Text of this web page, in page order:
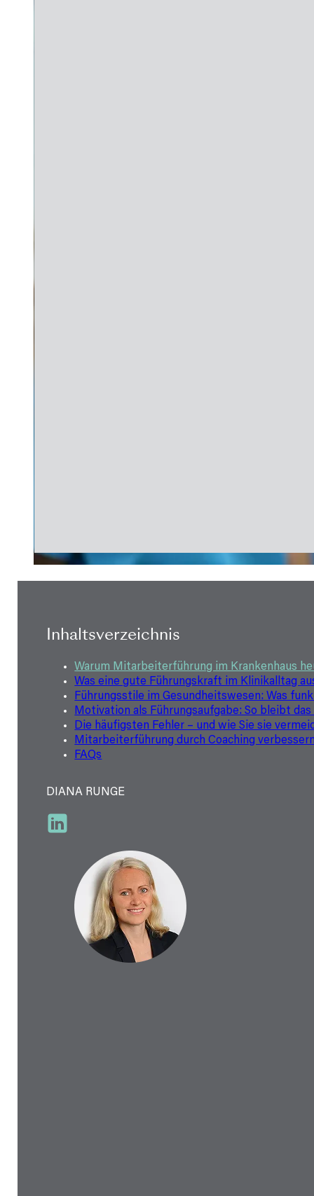
Inhaltsver­zeichnis
Warum Mitarbeiterführung im Krankenhaus
Was eine gute Führungskraft im Klinikalltag
Führungsstile im Gesundheitswesen: Was
Motivation als Führungsaufgabe: So bleibt
Die häufigsten Fehler – und wie Sie sie
Mitarbeiterführung durch Coaching
FAQs
DIANA RUNGE